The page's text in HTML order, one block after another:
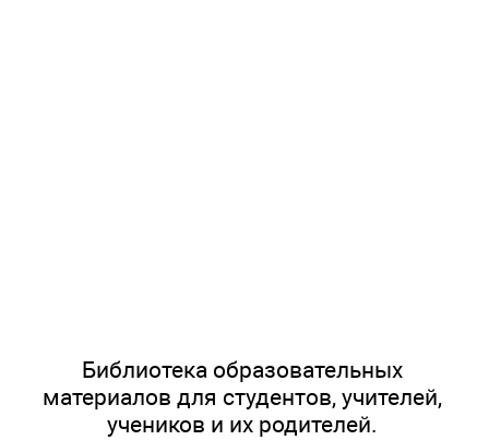
Библиотека образовательных
материалов для студентов, учителей,
учеников и их родителей.